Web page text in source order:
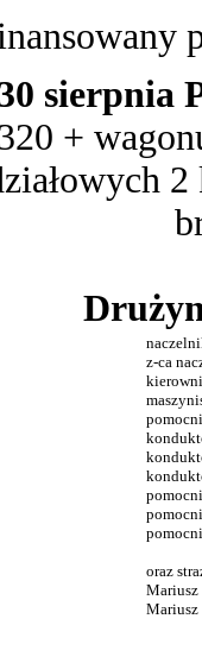
sierpnia
+
z-ca
oraz
Mariusz
Mariusz